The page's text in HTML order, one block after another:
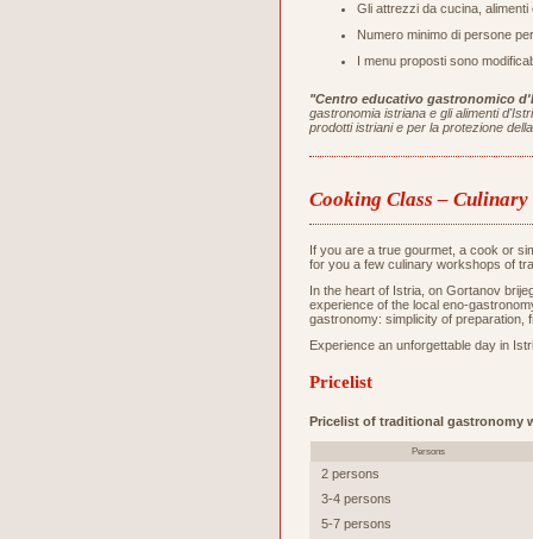
Gli attrezzi da cucina,
Numero minimo di persone
I menu proposti sono
"Centro educativo gastronomico
gastronomia istriana e gli alimenti
prodotti istriani e per la protezione
Cooking Class – Culinary
If you are a true gourmet, a cook or
for you a few culinary workshops of
In the heart of Istria, on Gortanov
experience of the local eno-
gastronomy: simplicity of preparation,
Experience an unforgettable day in
Pricelist
Pricelist of traditional gastronomy
Persons
2 persons
3-4 persons
5-7 persons